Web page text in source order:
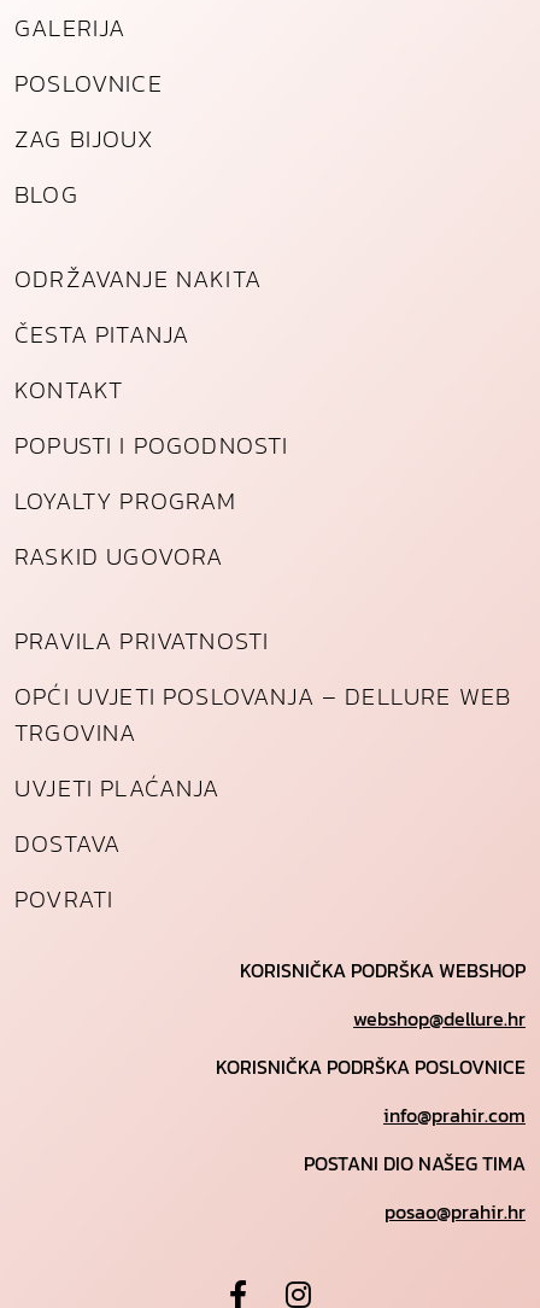
GALERIJA
POSLOVNICE
ZAG BIJOUX
BLOG
ODRŽAVANJE NAKITA
ČESTA PITANJA
KONTAKT
POPUSTI I POGODNOSTI
LOYALTY PROGRAM
RASKID UGOVORA
PRAVILA PRIVATNOSTI
OPĆI UVJETI POSLOVANJA – DELLURE WEB
TRGOVINA
UVJETI PLAĆANJA
DOSTAVA
POVRATI
KORISNIČKA PODRŠKA WEBSHOP
webshop@dellure.hr
KORISNIČKA PODRŠKA POSLOVNICE
info@prahir.com
POSTANI DIO NAŠEG TIMA
posao@prahir.hr